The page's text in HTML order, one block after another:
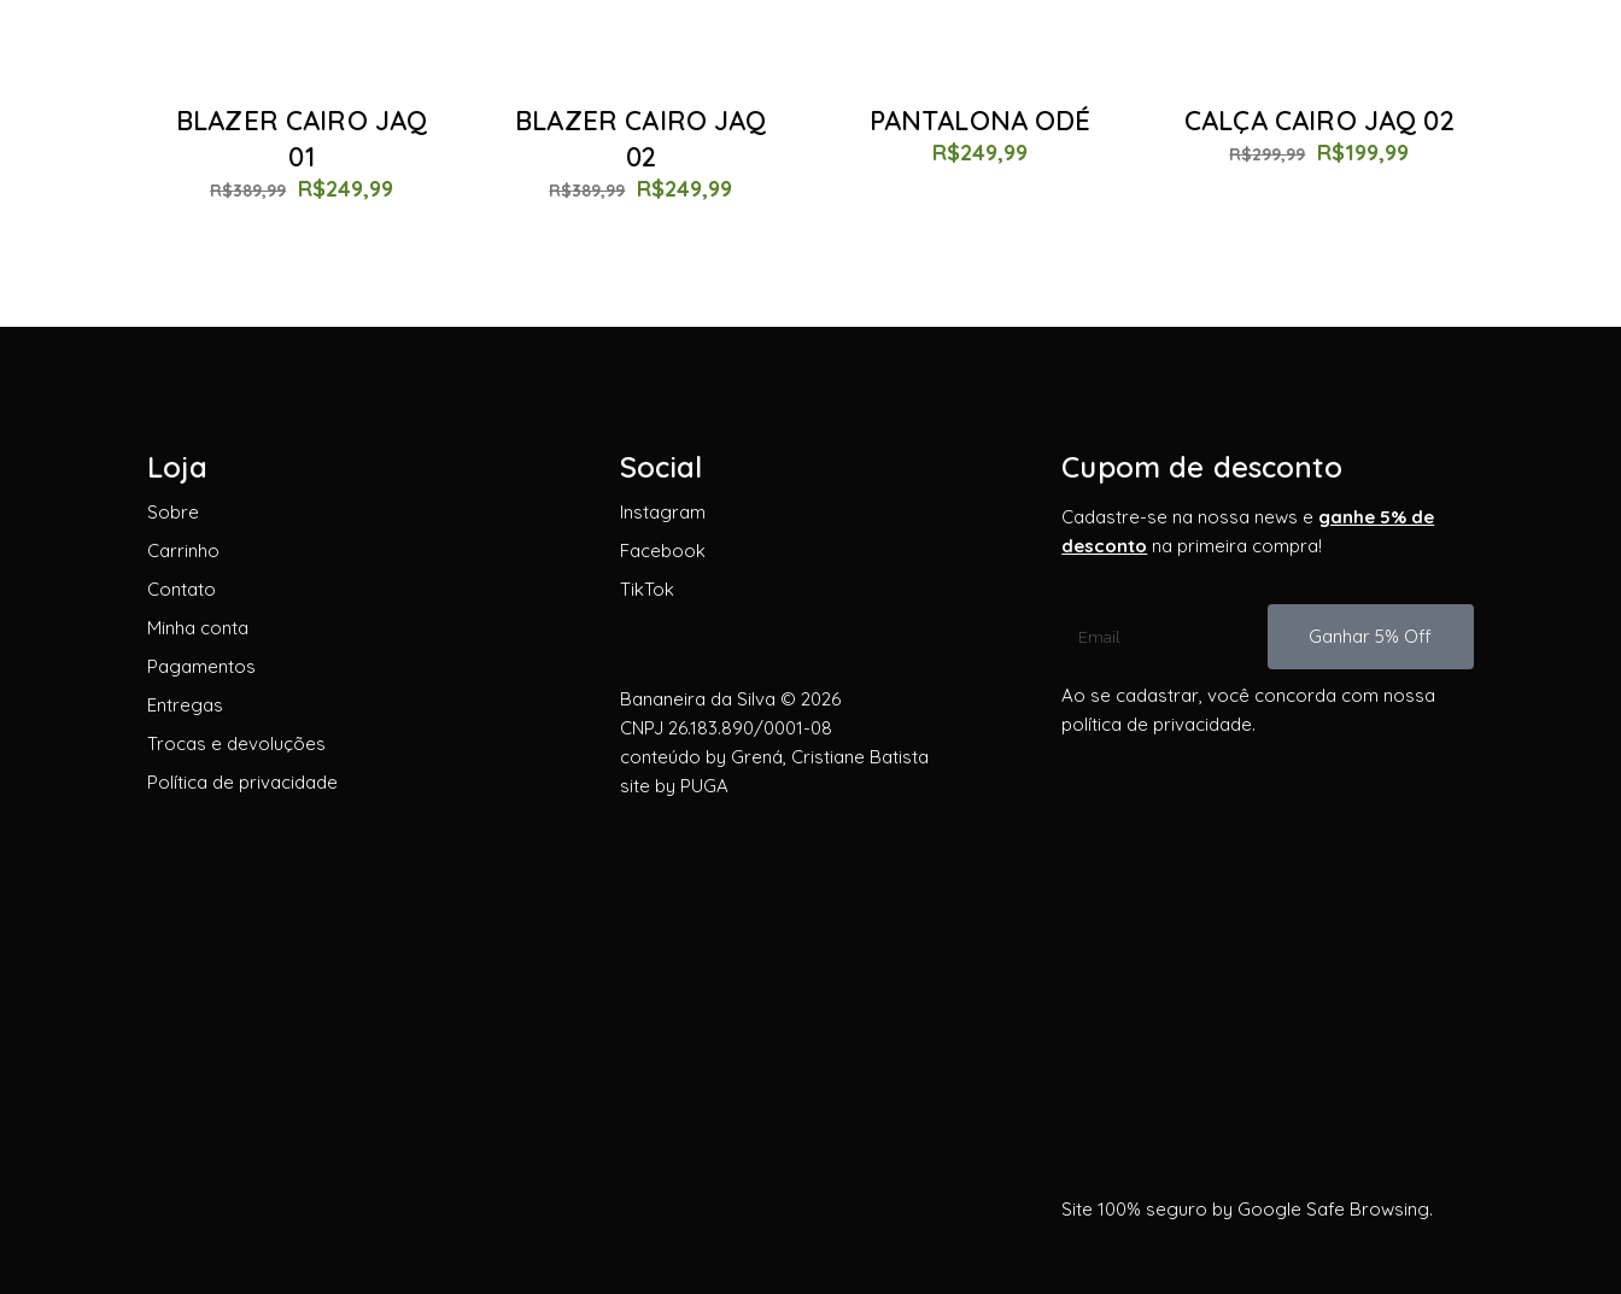
BLAZER CAIRO JAQ
01
R$389,99 R$249,99
BLAZER CAIRO JAQ
02
R$389,99 R$249,99
PANTALONA ODÉ
R$249,99
CALÇA CAIRO JAQ 02
R$299,99 R$199,99
Loja
Sobre
Carrinho
Contato
Minha conta
Pagamentos
Entregas
Trocas e devoluções
Política de privacidade
Social
Instagram
Facebook
TikTok
Bananeira da Silva © 2026
CNPJ 26.183.890/0001-08
conteúdo by Grená, Cristiane Batista
site by PUGA
Cupom de desconto
Cadastre-se na nossa news e ganhe 5% de
desconto na primeira compra!
Ganhar 5% Off
Ao se cadastrar, você concorda com nossa
política de privacidade.
Site 100% seguro by Google Safe Browsing.